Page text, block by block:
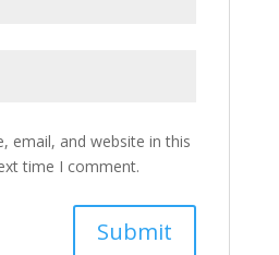
email, and website in this
time I comment.